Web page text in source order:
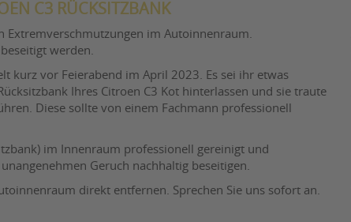
C3 RÜCKSITZBANK
Extremverschmutzungen im Autoinnenraum.
werden.
kurz vor Feierabend im April 2023. Es sei ihr etwas
Ihres Citroen C3 Kot hinterlassen und sie traute
Diese sollte von einem Fachmann professionell
im Innenraum professionell gereinigt und
Geruch nachhaltig beseitigen.
direkt entfernen. Sprechen Sie uns sofort an.